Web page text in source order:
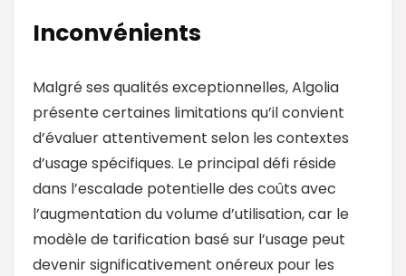
Inconvénients
Malgré ses qualités exceptionnelles, Algolia
présente certaines limitations qu’il convient
d’évaluer attentivement selon les contextes
d’usage spécifiques. Le principal défi réside
dans l’escalade potentielle des coûts avec
l’augmentation du volume d’utilisation, car le
modèle de tarification basé sur l’usage peut
devenir significativement onéreux pour les